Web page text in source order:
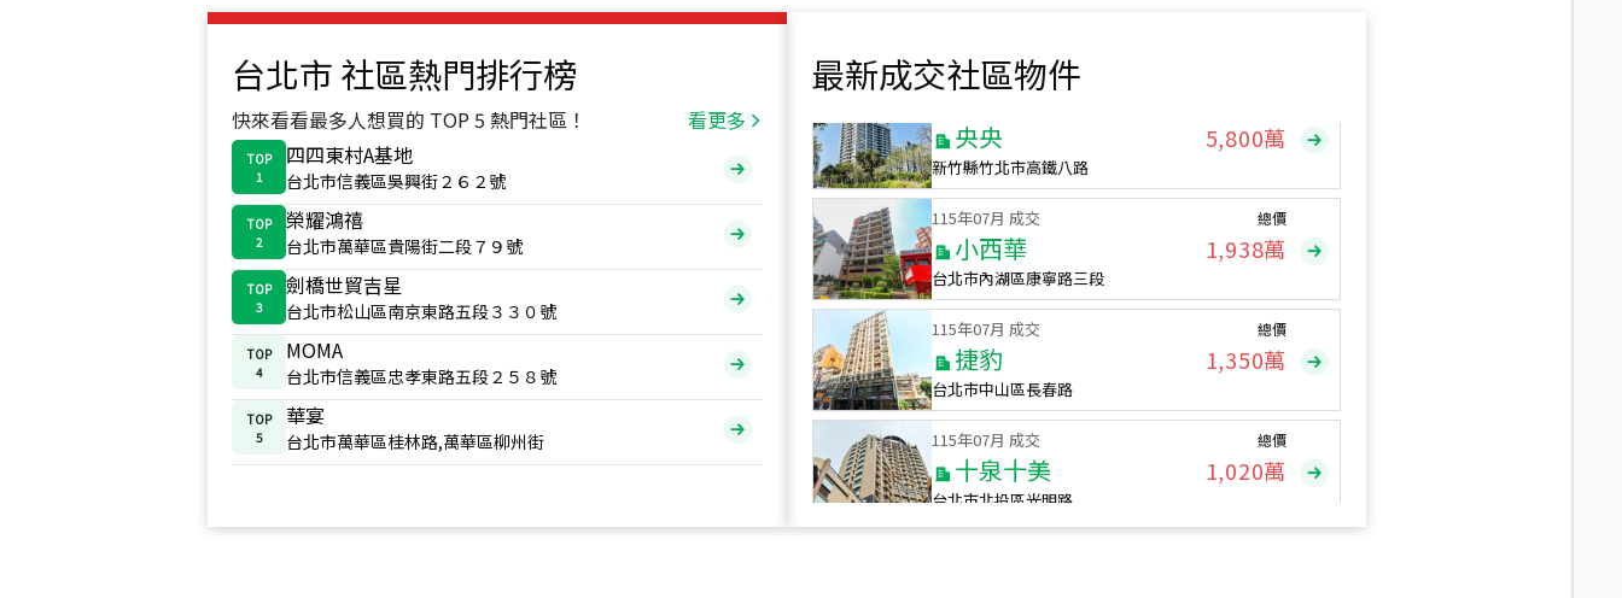
台北市 社區熱門排行榜
快來看看最多人想買的 TOP 5 熱門社區！ 看更多
TOP
1
四四東村A基地
台北市信義區吳興街２６２號
TOP
2
榮耀鴻禧
台北市萬華區貴陽街二段７９號
TOP
3
劍橋世貿吉星
台北市松山區南京東路五段３３０號
TOP
4
MOMA
台北市信義區忠孝東路五段２５８號
TOP
5
華宴
台北市萬華區桂林路,萬華區柳州街
最新成交社區物件
115年07月 成交
新竹縣竹北市高鐵八路
115年07月 成交
小西華
台北市內湖區康寧路三段
總價
1,938萬
115年07月 成交
捷豹
台北市中山區長春路
總價
1,350萬
115年07月 成交
十泉十美
台北市北投區光明路
總價
1,020萬